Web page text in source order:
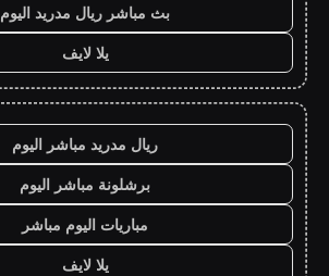
بث مباشر ريال مدريد اليوم
يلا لايف
ريال مدريد مباشر اليوم
برشلونة مباشر اليوم
مباريات اليوم مباشر
يلا لايف